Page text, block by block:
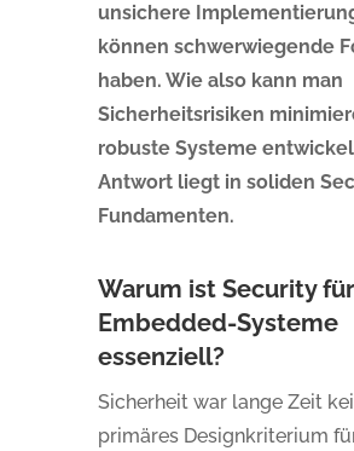
unsichere
können schwerwiegende
haben. Wie also kann man
Sicherheitsrisiken
robuste Systeme
Antwort liegt in soliden
Fundamenten.
Warum ist Security für
Embedded-Systeme
essenziell?
Sicherheit war lange Zeit
primäres Designkriterium